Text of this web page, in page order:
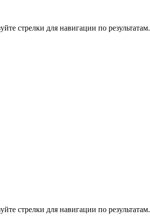
стрелки для навигации по результатам.
стрелки для навигации по результатам.